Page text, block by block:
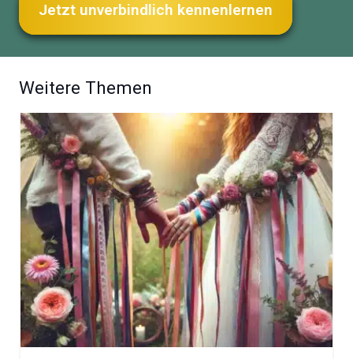
Jetzt unverbindlich kennenlernen
Weitere Themen